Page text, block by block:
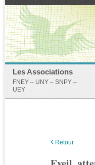
Les Associations
FNEY – UNY – SNPY –
UEY
‹ Retour